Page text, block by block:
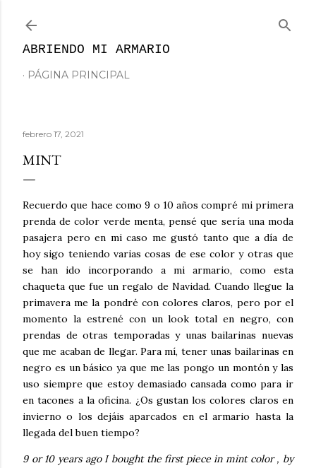
ABRIENDO MI ARMARIO
PÁGINA PRINCIPAL
febrero 17, 2021
MINT
Recuerdo que hace como 9 o 10 años compré mi primera
prenda de color verde menta, pensé que sería una moda
pasajera pero en mi caso me gustó tanto que a día de
hoy sigo teniendo varias cosas de ese color y otras que
se han ido incorporando a mi armario, como esta
chaqueta que fue un regalo de Navidad. Cuando llegue la
primavera me la pondré con colores claros, pero por el
momento la estrené con un look total en negro, con
prendas de otras temporadas y unas bailarinas nuevas
que me acaban de llegar. Para mí, tener unas bailarinas en
negro es un básico ya que me las pongo un montón y las
uso siempre que estoy demasiado cansada como para ir
en tacones a la oficina. ¿Os gustan los colores claros en
invierno o los dejáis aparcados en el armario hasta la
llegada del buen tiempo?
9 or 10 years ago I bought the first piece in mint color , by